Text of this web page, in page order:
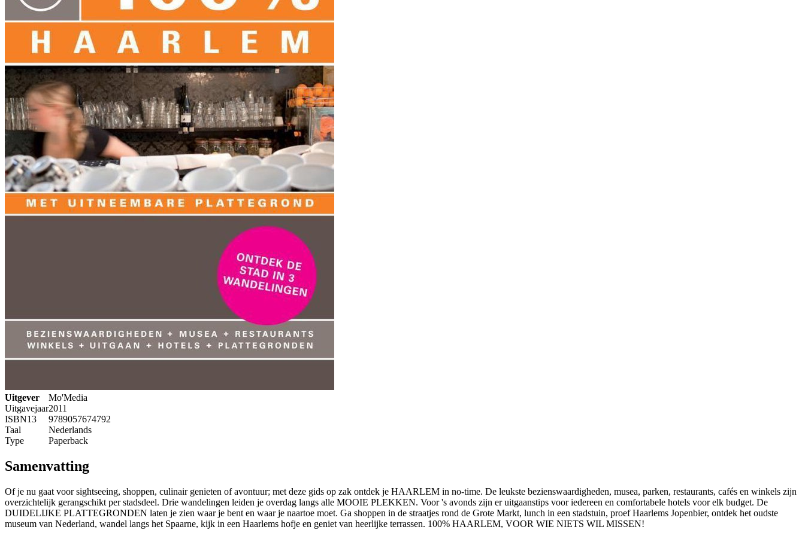
Uitgever
Mo'Media
Uitgavejaar2011
ISBN13
9789057674792
Taal
Nederlands
Type
Paperback
Samenvatting
Of je nu gaat voor sightseeing, shoppen, culinair genieten of avontuur; met deze gids op zak ontdek je HAARLEM in no-time. De leukste bezienswaardigheden, musea, parken, restaurants, cafés en winkels zijn
overzichtelijk gerangschikt per stadsdeel. Drie wandelingen leiden je overdag langs alle MOOIE PLEKKEN. Voor 's avonds zijn er uitgaanstips voor iedereen en comfortabele hotels voor elk budget. De
DUIDELIJKE PLATTEGRONDEN laten je zien waar je bent en waar je naartoe moet. Ga shoppen in de straatjes rond de Grote Markt, lunch in een stadstuin, proef Haarlems Jopenbier, ontdek het oudste
museum van Nederland, wandel langs het Spaarne, kijk in een Haarlems hofje en geniet van heerlijke terrassen. 100% HAARLEM, VOOR WIE NIETS WIL MISSEN!